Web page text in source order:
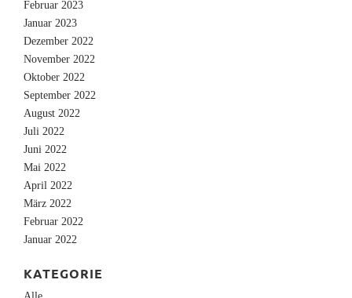
Februar 2023
Januar 2023
Dezember 2022
November 2022
Oktober 2022
September 2022
August 2022
Juli 2022
Juni 2022
Mai 2022
April 2022
März 2022
Februar 2022
Januar 2022
KATEGORIE